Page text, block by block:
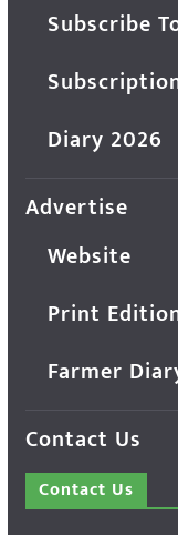
Subscribe
Diary 2026
Advertise
Website
Print
Farmer
Contact Us
Contact Us